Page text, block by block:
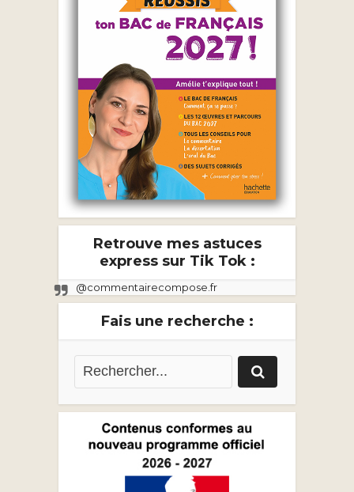
Retrouve mes astuces
express sur Tik Tok :
@commentairecompose.fr
Fais une recherche :